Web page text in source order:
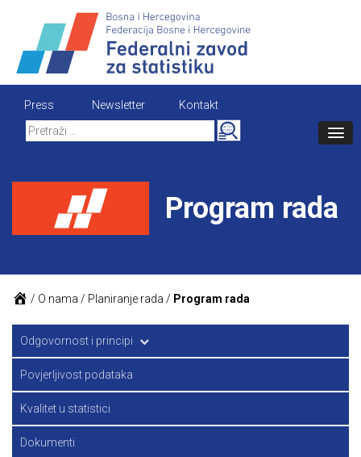
content
Press Newsletter
Kontakt
Search
for:
Program rada
/ O nama / Planiranje rada / Program rada
Odgovornost i principi
Principi zvanične statistike
Strategija
Povjerljivost podataka
Kvalitet u statistici
Dokumenti